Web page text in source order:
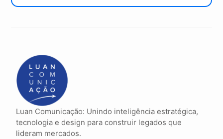
Luan Comunicação: Unindo inteligência estratégica,
tecnologia e design para construir legados que
lideram mercados.